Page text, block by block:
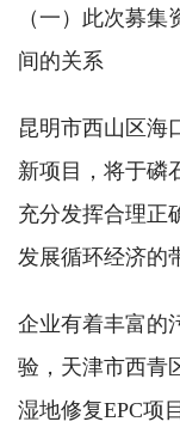
（一）此次募
间的关系
昆明市西山区海
新项目，将于磷
充分发挥合理正
发展循环经济的
企业有着丰富的
验，天津市西青
湿地修复EPC项